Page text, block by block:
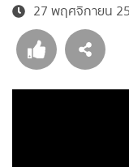
27 พฤศจิกายน